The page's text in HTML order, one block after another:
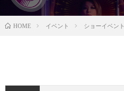
HOME イベント ショーイベント